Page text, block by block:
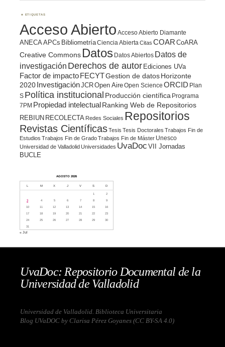
ETIQUETAS
Acceso Abierto Acceso Abierto Diamante
ANECAAPCs BibliometríaCiencia Abierta Citas COAR CoARA
Creative Commons Datos Datos Abiertos Datos de
investigación Derechos de autor Ediciones UVa
Factor de impacto FECYTGestion de datosHorizonte
2020 InvestigaciónJCROpen AireOpen Science ORCID Plan
S Política institucional Producción científica Programa
7PM Propiedad intelectual Ranking Web de Repositorios
REBIUN RECOLECTA Redes Sociales Repositorios
Revistas CientíficasTesis Tesis Doctorales Trabajos Fin de
Estudios Trabajos Fin de GradoTrabajos Fin de Máster Unesco
Universidad de Valladolid Universidades UvaDoc VII Jornadas
BUCLE
AGOSTO 2026
L M X J V S D
1
2
3
4 5 6 7 8
9
10
11 12 13 14 15
16
17
18 19 20 21 22
23
24
25 26 27 28 29
30
31
« Jul
UvaDoc: Repositorio Documental de la
Universidad de Valladolid
Universidad de Valladolid. Biblioteca Universitaria
Blog UVaDOC by Clarisa Pérez Goyanes (CC BY-SA 4.0)